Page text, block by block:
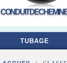
TUBAGE